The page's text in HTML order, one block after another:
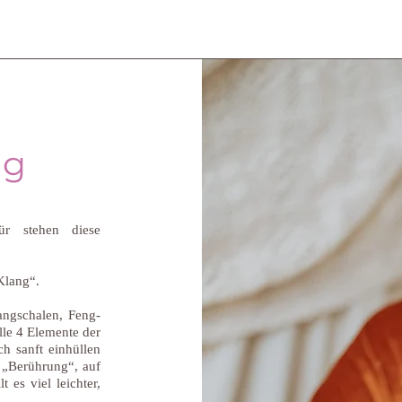
stehen diese
Feng-
4 Elemente der
sanft einhüllen
auf
es viel leichter,